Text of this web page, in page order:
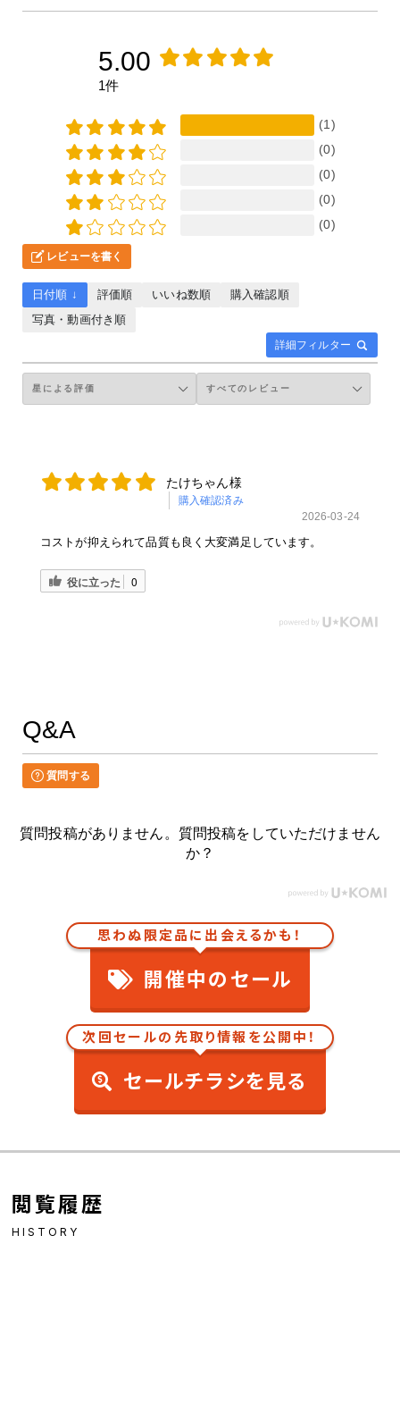
5.00
1件
(1)
(0)
(0)
(0)
(0)
レビューを書く
詳細フィルター
日付順 ↓ 評価順 いいね数順
購入確認順
写真・動画付き順
たけちゃん様
購入確認済み
2026-03-24
コストが抑えられて品質も良く大変満足しています。
役に立った 0
Q&A
質問する
質問投稿がありません。質問投稿をしていただけません
か？
思わぬ限定品に出会えるかも！
開催中のセール
次回セールの先取り情報を公開中！
セールチラシを見る
閲覧履歴
HISTORY